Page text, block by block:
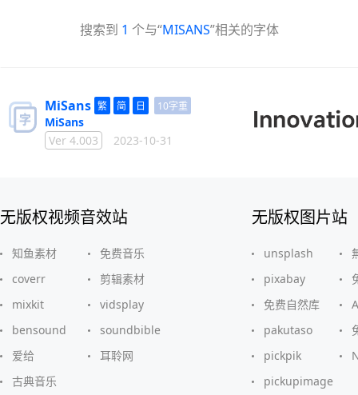
搜索到 1 个与“MISANS”相关的字体
MiSans 10字重
MiSans
Ver 4.003
2023-10-31
无版权视频音效站
知鱼素材
免费音乐
coverr
剪辑素材
mixkit
vidsplay
bensound
soundbible
爱给
耳聆网
古典音乐
无版权图片站
unsplash
pixabay
免费自然库
pakutaso
pickpik
pickupimage